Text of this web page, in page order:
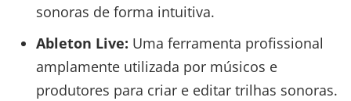
sonoras de forma intuitiva.
Ableton Live: Uma ferramenta profissional
amplamente utilizada por músicos e
produtores para criar e editar trilhas sonoras.